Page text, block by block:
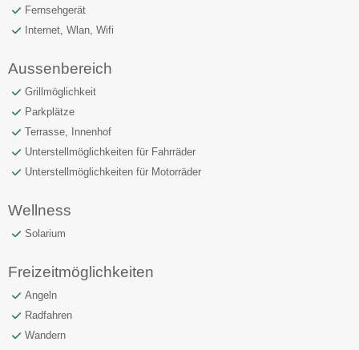
Fernsehgerät
Internet, Wlan, Wifi
Aussenbereich
Grillmöglichkeit
Parkplätze
Terrasse, Innenhof
Unterstellmöglichkeiten für Fahrräder
Unterstellmöglichkeiten für Motorräder
Wellness
Solarium
Freizeitmöglichkeiten
Angeln
Radfahren
Wandern